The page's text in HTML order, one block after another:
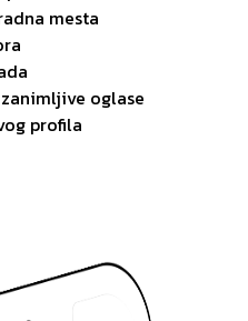
mesta
oglase
profila